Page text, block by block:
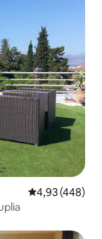
4,93 de uma
4,93 (448)